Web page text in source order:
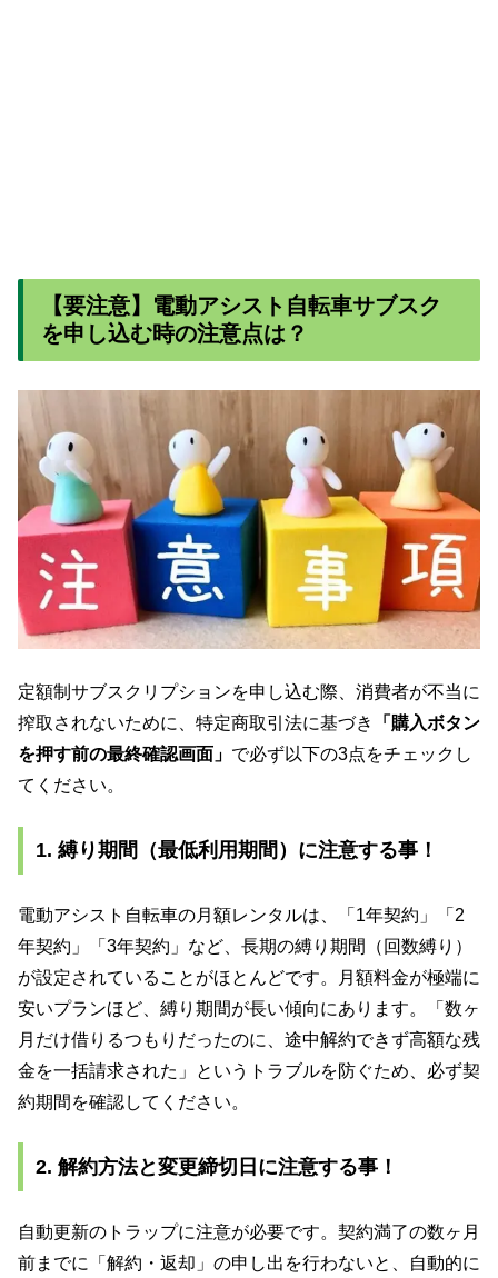
【要注意】電動アシスト自転車サブスク
を申し込む時の注意点は？
定額制サブスクリプションを申し込む際、消費者が不当に
搾取されないために、特定商取引法に基づき
「購入ボタン
を押す前の最終確認画面」 で必ず以下の3点をチェックし
てください。
1. 縛り期間（最低利用期間）に注意する事！
電動アシスト自転車の月額レンタルは、「1年契約」「2
年契約」「3年契約」など、長期の縛り期間（回数縛り）
が設定されていることがほとんどです。月額料金が極端に
安いプランほど、縛り期間が長い傾向にあります。「数ヶ
月だけ借りるつもりだったのに、途中解約できず高額な残
金を一括請求された」というトラブルを防ぐため、必ず契
約期間を確認してください。
2. 解約方法と変更締切日に注意する事！
自動更新のトラップに注意が必要です。契約満了の数ヶ月
前までに「解約・返却」の申し出を行わないと、自動的に